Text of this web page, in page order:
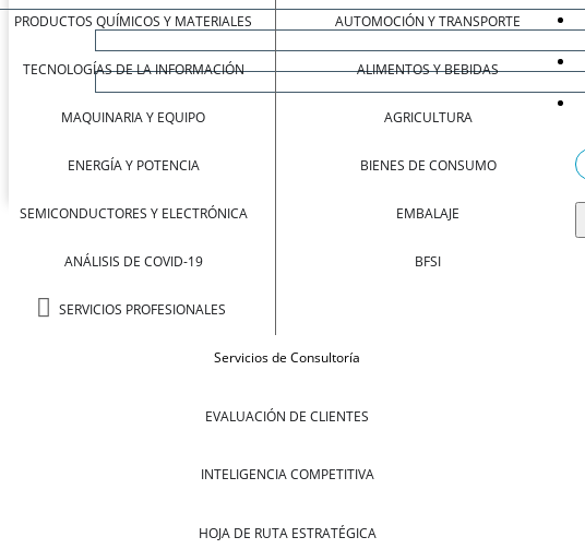
PRODUCTOS QUÍMICOS Y MATERIALES
TECNOLOGÍAS DE LA INFORMACIÓN
MAQUINARIA Y EQUIPO
ENERGÍA Y POTENCIA
SEMICONDUCTORES Y ELECTRÓNICA
ANÁLISIS DE COVID-19
SERVICIOS PROFESIONALES
AUTOMOCIÓN Y TRANSPORTE
ALIMENTOS Y BEBIDAS
AGRICULTURA
BIENES DE CONSUMO
EMBALAJE
BFSI
Servicios de Consultoría
EVALUACIÓN DE CLIENTES
INTELIGENCIA COMPETITIVA
HOJA DE RUTA ESTRATÉGICA